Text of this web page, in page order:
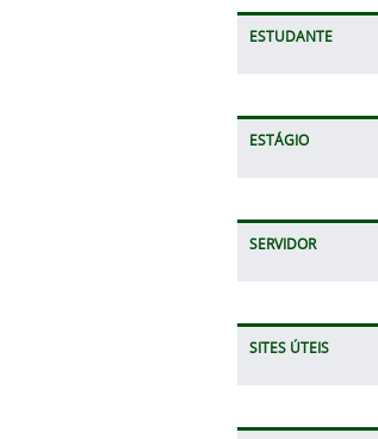
ESTUDANTE
ESTÁGIO
SERVIDOR
SITES ÚTEIS